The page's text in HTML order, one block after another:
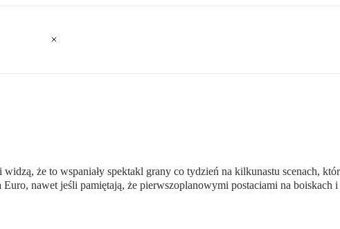
że to wspaniały spektakl grany co tydzień na kilkunastu scenach,
nawet jeśli pamiętają, że pierwszoplanowymi postaciami na boiskach